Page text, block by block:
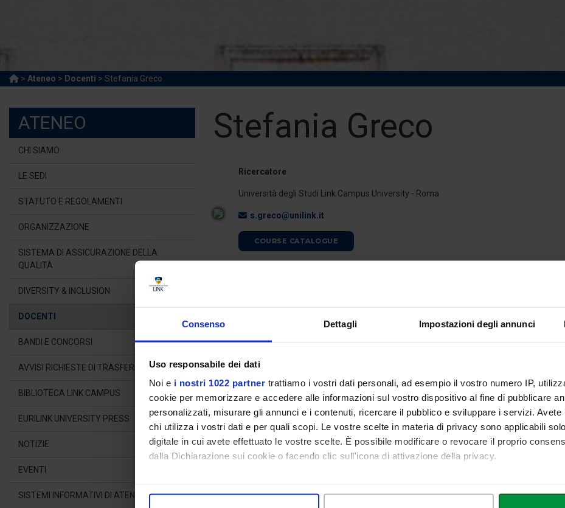
Consenso Dettagli Impostazioni degli annunci
Uso responsabile dei dati
Noi e i nostri 1022 partner trattiamo i vostri dati personali, ad esempio il vostro numero IP,
cookie per memorizzare e accedere alle informazioni sul vostro dispositivo al fine di pubblicare
personalizzati, misurare gli annunci e i contenuti, ricercare il pubblico e sviluppare i servizi.
chi utilizza i vostri dati e per quali scopi. Le vostre scelte in materia di privacy sono applicabili
digitale in cui avete effettuato le vostre scelte. È possibile modificare o revocare il proprio
dalla Dichiarazione sui cookie o facendo clic sull'icona di attivazione della privacy.
> Ateneo > Docenti > Stefania Greco
ATENEO
CHI SIAMO
LE SEDI
STATUTO E REGOLAMENTI
ORGANIZZAZIONE
SISTEMA DI ASSICURAZIONE DELLA
QUALITÀ
DIVERSITY & INCLUSION
DOCENTI
BANDI E CONCORSI
AVVISI RICHIESTE DI TRASFERIMENTO
BIBLIOTECA LINK CAMPUS
EURILINK UNIVERSITY PRESS
NOTIZIE
EVENTI
SISTEMI INFORMATIVI DI ATENEO
Stefania Greco
Ricercatore
Università degli Studi Link Campus University - Roma
s.greco@unilink.it
COURSE CATALOGUE
è Researcher Tenure Track in Anatomia Umana (Gruppo
disciplinare BIOS-12/A) presso il Dipartimento di Scienze della Vita, della Salute e delle
La Dottoressa Greco è biologa abilitata alla professione dal 2019. Ha conseguito il
Politecnica delle Marche. Nel dicembre 2023 ha conseguito l’Abilitazione Scientifica
Fascia in Anatomia Umana (05/H1), conferita dal MUR (Ministero dell'Università
all'insegnamento per la scuola di I e II grado (classe A-050), un percorso formativo
psicologia e delle diverse strategie di didattica.
La Dottoressa Greco ha frequentato il Dipartimento di Medicina Sperimentale e Clinica
come dottoranda e poi come Assegnista di Ricerca, concentrandosi sull'analisi degli
leiomiomi uterini, nonché sul ruolo epigenetico dei polifenoli assunti con la dieta
specifiche correlazioni tra l'utilizzo di estratti naturali (come l'estratto di fragola) o di
Ha sviluppato numerosi studi morfologici traslazionali, valutando le caratteristiche
convenzione con gli enti LIO (Lipedema Italia Onlus) e ITALF, analizzando le alterazioni